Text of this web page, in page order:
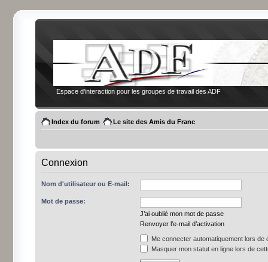
Espace d'interaction pour les groupes de travail des ADF
Index du forum Le site des Amis du Franc
Connexion
Nom d'utilisateur ou E-mail:
Mot de passe:
J’ai oublié mon mot de passe
Renvoyer l’e-mail d’activation
Me connecter automatiquement lors de
Masquer mon statut en ligne lors de